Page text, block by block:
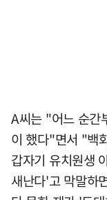
A씨는 "어느 순간
이 했다"면서 "백
갑자기 유치원생
새난다'고 막말하